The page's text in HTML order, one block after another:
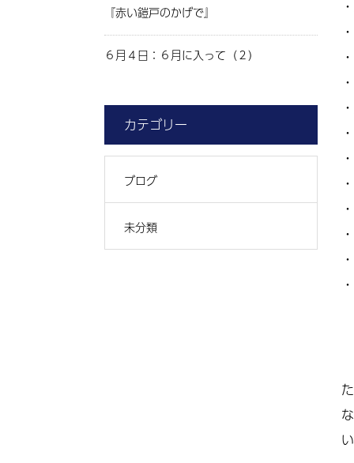
・
・
・
・
・
・
・
・
・
・
・
『赤い鎧戸のかげで』
６月４日：６月に入って（２）
カテゴリー
ブログ
未分類